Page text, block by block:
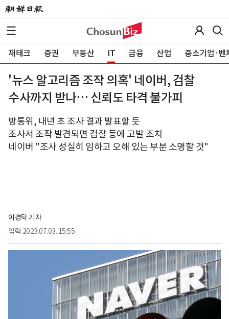
재테크 증권 부동산 IT 금융 산업 중소기업·벤
'뉴스 알고리즘 조작 의혹' 네이버, 검찰
수사까지 받나… 신뢰도 타격 불가피
방통위, 내년 초 조사 결과 발표할 듯
조사서 조작 발견되면 검찰 등에 고발 조치
네이버 "조사 성실히 임하고 오해 있는 부분 소명할 것"
이경탁 기자
입력 2023.07.03. 15:55